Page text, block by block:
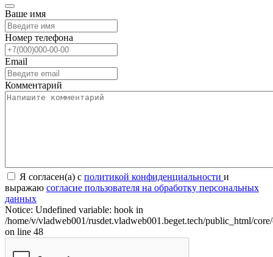
Ваше имя
Номер телефона
Email
Комментарий
Я согласен(а) с политикой конфиденциальности и
выражаю согласие пользователя на обработку персональных
данных
Notice: Undefined variable: hook in
/home/v/vladweb001/rusdet.vladweb001.beget.tech/public_html/
on line 48